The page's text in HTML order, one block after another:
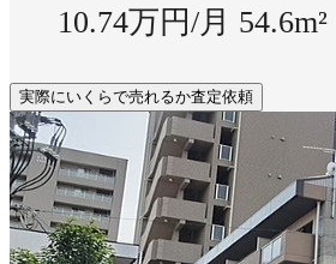
10.74万円/月 54.6m²
実際にいくらで売れるか査定依頼